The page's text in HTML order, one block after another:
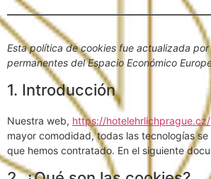
Esta política de cookies fue actualizada
permanentes del Espacio Económico
1. Introducción
Nuestra web, https://hotelehrlichprague.cz/
mayor comodidad, todas las tecnologías
que hemos contratado. En el siguiente